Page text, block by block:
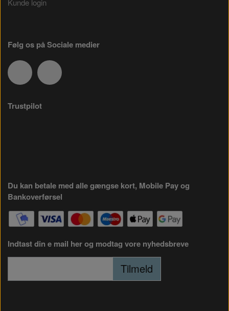
Kunde login
Følg os på Sociale medier
Trustpilot
Du kan betale med alle gængse kort, Mobile Pay og
Bankoverførsel
Indtast din e mail her og modtag vore nyhedsbreve
Tilmeld